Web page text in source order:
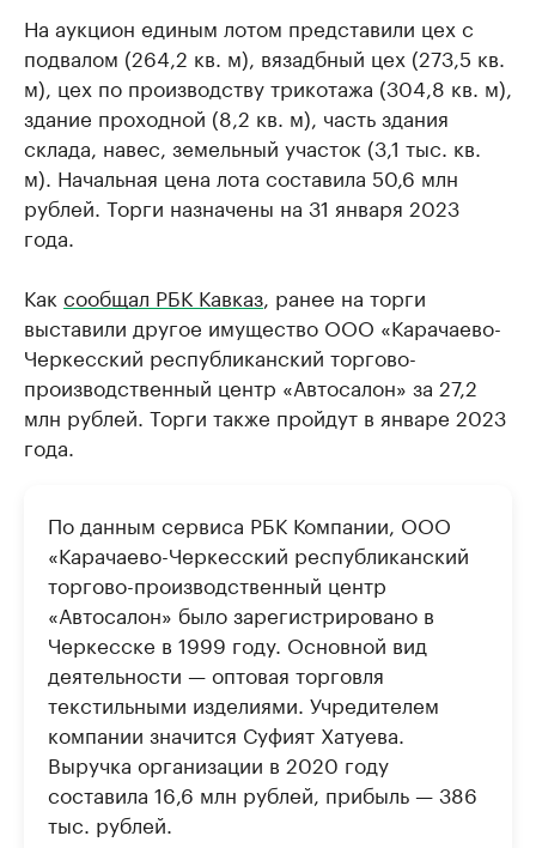
На аукцион единым лотом представили цех с
подвалом (264,2 кв. м), вязадбный цех (273,5 кв.
м), цех по производству трикотажа (304,8 кв. м),
здание проходной (8,2 кв. м), часть здания
склада, навес, земельный участок (3,1 тыс. кв.
м). Начальная цена лота составила 50,6 млн
рублей. Торги назначены на 31 января 2023
года.
Как сообщал РБК Кавказ , ранее на торги
выставили другое имущество ООО «Карачаево-
Черкесский республиканский торгово-
производственный центр «Автосалон» за 27,2
млн рублей. Торги также пройдут в январе 2023
года.
По данным сервиса РБК Компании, ООО
«Карачаево-Черкесский республиканский
торгово-производственный центр
«Автосалон» было зарегистрировано в
Черкесске в 1999 году. Основной вид
деятельности — оптовая торговля
текстильными изделиями. Учредителем
компании значится Суфият Хатуева.
Выручка организации в 2020 году
составила 16,6 млн рублей, прибыль — 386
тыс. рублей.